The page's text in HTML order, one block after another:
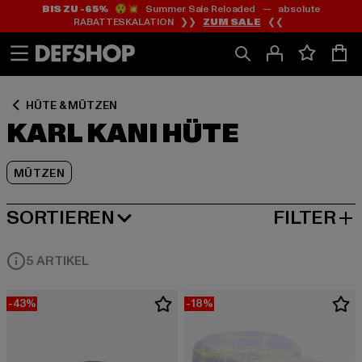
Zum
Inhalt
springen
Zum
Fußzeile
springen
BIS ZU -65%😲💥 Summer Sale Reloaded — absolute
RABATTESKALATION ❯❯ ZUM SALE ❮❮
HÜTE & MÜTZEN
KARL KANI HÜTE
MÜTZEN
Zum
Produktraster
springen
SORTIEREN
BELIEBTESTE FILTER
5 ARTIKEL
-43% -18%